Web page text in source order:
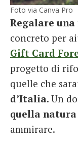
Foto via Canva Pro
Regalare
concreto per
Gift Card
progetto di
quelle che
d’Italia. Un
quella natura
ammirare.